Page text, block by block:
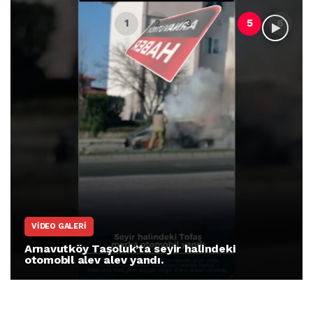
ARNAVUTKÖY
Arnavutköy İmrahor Mahallesi sakinleri
protesto gösterisi düzenledi